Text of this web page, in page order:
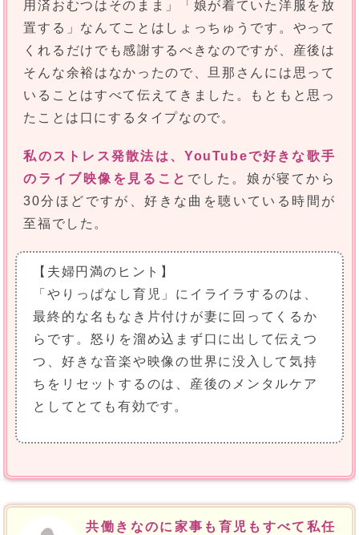
用済おむつはそのまま」「娘が着ていた洋服を放
置する」なんてことはしょっちゅうです。やって
くれるだけでも感謝するべきなのですが、産後は
そんな余裕はなかったので、旦那さんには思って
いることはすべて伝えてきました。もともと思っ
たことは口にするタイプなので。
私のストレス発散法は、YouTubeで好きな歌手
のライブ映像を見ること でした。娘が寝てから
30分ほどですが、好きな曲を聴いている時間が
至福でした。
【夫婦円満のヒント】
「やりっぱなし育児」にイライラするのは、
最終的な名もなき片付けが妻に回ってくるか
らです。怒りを溜め込まず口に出して伝えつ
つ、好きな音楽や映像の世界に没入して気持
ちをリセットするのは、産後のメンタルケア
としてとても有効です。
共働きなのに家事も育児もすべて私任